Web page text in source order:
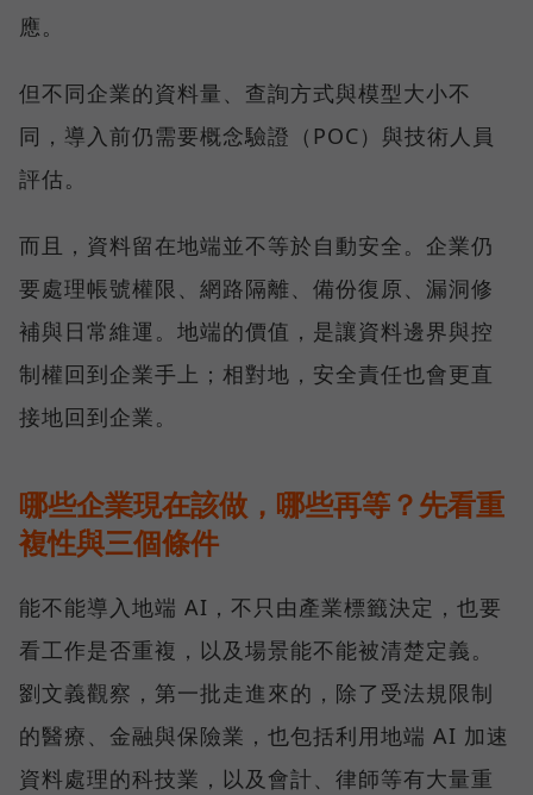
應。
但不同企業的資料量、查詢方式與模型大小不
同，導入前仍需要概念驗證（POC）與技術人員
評估。
而且，資料留在地端並不等於自動安全。企業仍
要處理帳號權限、網路隔離、備份復原、漏洞修
補與日常維運。地端的價值，是讓資料邊界與控
制權回到企業手上；相對地，安全責任也會更直
接地回到企業。
哪些企業現在該做，哪些再等？先看重
複性與三個條件
能不能導入地端 AI，不只由產業標籤決定，也要
看工作是否重複，以及場景能不能被清楚定義。
劉文義觀察，第一批走進來的，除了受法規限制
的醫療、金融與保險業，也包括利用地端 AI 加速
資料處理的科技業，以及會計、律師等有大量重